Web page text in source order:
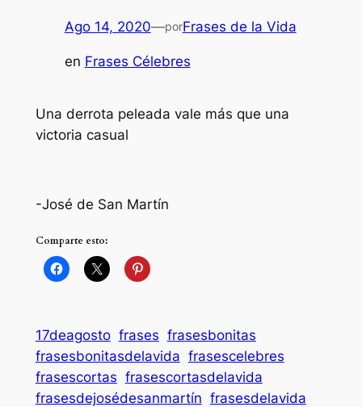
Ago 14, 2020—porFrases de la Vida
en Frases Célebres
Una derrota peleada vale más que una
victoria casual
-José de San Martín
Comparte esto:
17deagosto frases frasesbonitas
frasesbonitasdelavida frasescelebres
frasescortas frasescortasdelavida
frasesdejosédesanmartín frasesdelavida